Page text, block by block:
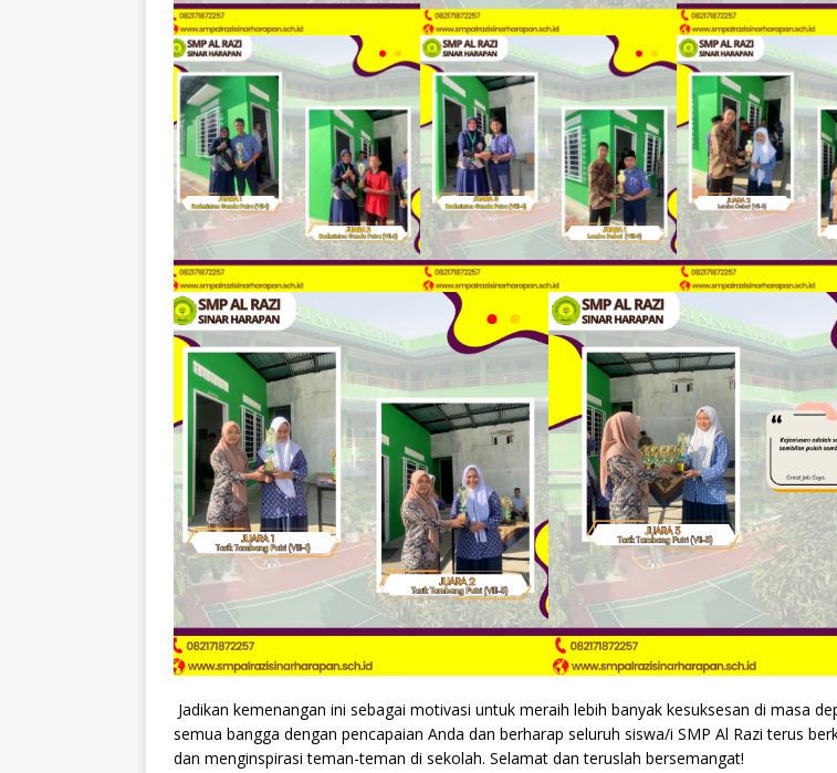
Jadikan kemenangan ini sebagai motivasi untuk meraih lebih banyak kesuksesan di masa
semua bangga dengan pencapaian Anda dan berharap seluruh siswa/i SMP Al Razi terus
dan menginspirasi teman-teman di sekolah. Selamat dan teruslah bersemangat!